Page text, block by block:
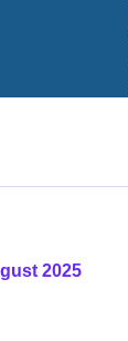
2025